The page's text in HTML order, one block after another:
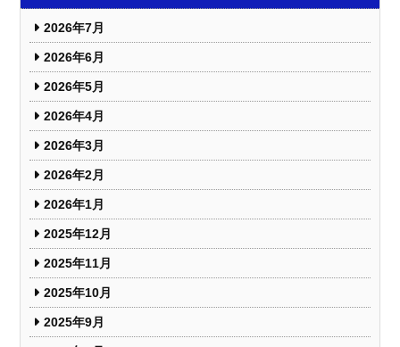
2026年7月
2026年6月
2026年5月
2026年4月
2026年3月
2026年2月
2026年1月
2025年12月
2025年11月
2025年10月
2025年9月